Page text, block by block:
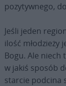
pozytywnego,
Jeśli jeden
ilość młodzieży
Bogu. Ale niech
w jakiś sposób
starcie podcina